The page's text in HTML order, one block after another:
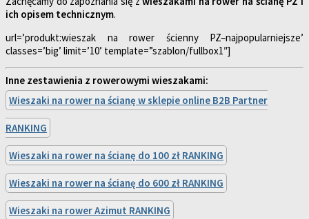
ich opisem technicznym.
url=’produkt:wieszak na rower ścienny PZ–najpopularniejsze’
classes=’big’ limit=’10’ template=”szablon/fullbox1″]
Inne zestawienia z rowerowymi wieszakami:
Wieszaki na rower na ścianę w sklepie online B2B Partner
RANKING
Wieszaki na rower na ścianę do 100 zł RANKING
Wieszaki na rower na ścianę do 600 zł RANKING
Wieszaki na rower Azimut RANKING